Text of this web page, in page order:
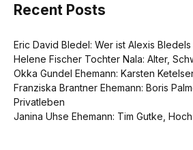
Recent Posts
Eric David Bledel: Wer ist Alexis
Helene Fischer Tochter Nala: Alter,
Okka Gundel Ehemann: Karsten
Franziska Brantner Ehemann: Boris
Privatleben
Janina Uhse Ehemann: Tim Gutke,